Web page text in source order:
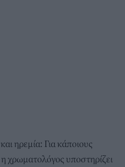
ηρεμία: Για κάποιους
η χρωματολόγος υποστηρίζει